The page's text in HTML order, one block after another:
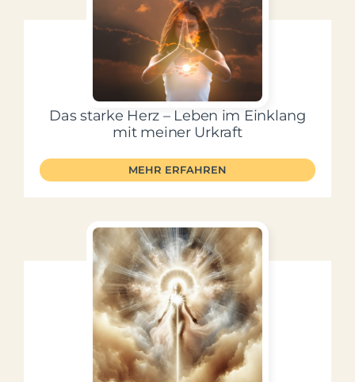
Das starke Herz – Leben im Einklang
mit meiner Urkraft
MEHR ERFAHREN